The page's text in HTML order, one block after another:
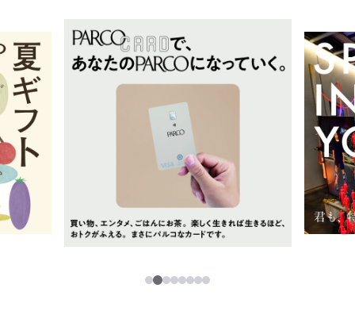
ニュース
レストラン・カフェ
TAX FREE
한국어
ภาษาไทย
日本語
1234567